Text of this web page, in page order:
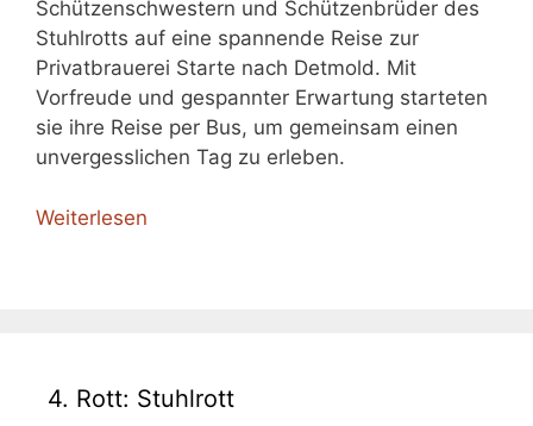
Schützenschwestern und Schützenbrüder des
Stuhlrotts auf eine spannende Reise zur
Privatbrauerei Starte nach Detmold. Mit
Vorfreude und gespannter Erwartung starteten
sie ihre Reise per Bus, um gemeinsam einen
unvergesslichen Tag zu erleben.
Weiterlesen
4. Rott: Stuhlrott